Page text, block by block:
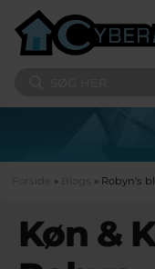
Du er her
» » Robyn's
Køn &